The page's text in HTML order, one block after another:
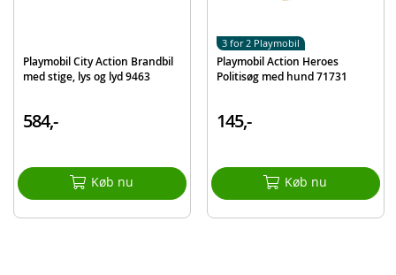
Playmobil City Action Brandbil
med stige, lys og lyd 9463
584,-
Køb nu
Playmobil Action Heroes
Politisøg med hund 71731
145,-
Køb nu
3 for 2 Playmobil